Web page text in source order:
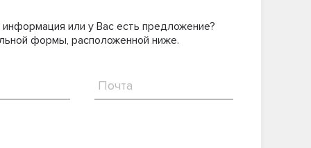
или у Вас есть предложение?
формы, расположенной ниже.